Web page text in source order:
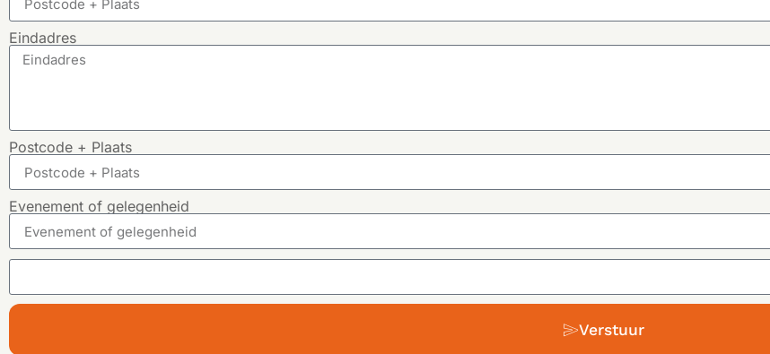
Eindadres
Postcode + Plaats
Evenement of gelegenheid
Verstuur